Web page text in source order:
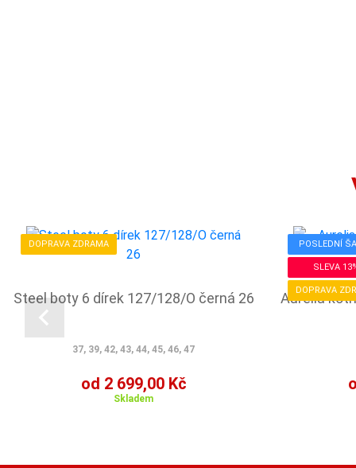
DOPRAVA ZDRAMA
Steel boty 6 dírek 127/128/O černá 26
37, 39, 42, 43, 44, 45, 46, 47
od 2 699,00 Kč
Skladem
POSLEDNÍ
SLEVA
DOPRAVA
Aurelia